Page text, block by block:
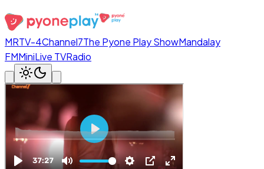
MRTV-4Channel7The Pyone Play ShowMandalay
FMMiniLive TVRadio